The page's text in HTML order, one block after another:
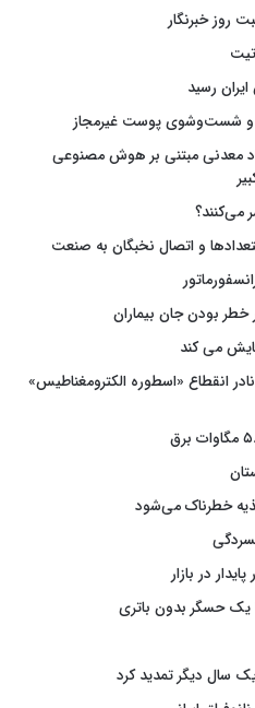
روز خبرنگار
رسید
و شست‌وشوی پوست غیرمجاز
معدنی مبتنی بر هوش مصنوعی
می‌کنند؟
و اتصال نخبگان به صنعت
بودن جان بیماران
می کند
انقطاع «اسطوره الکترومغناطیس»
خطرناک می‌شود
در بازار
یک حسگر بدون باتری